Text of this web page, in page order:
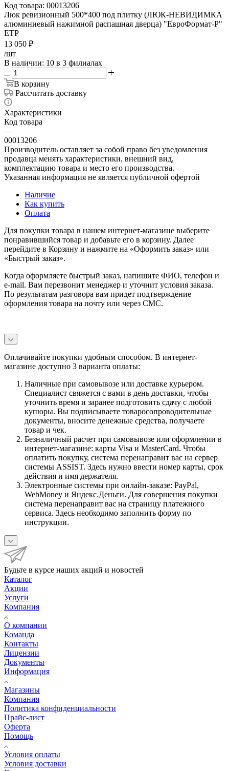
Код товара: 00013206
Люк ревизионный 500*400 под плитку (ЛЮК-НЕВИДИМКА
алюминиевый нажимной распашная дверца) "ЕвроФормат-Р"
ЕТР
13 050 ₽
/шт
В наличии: 10 в 3 филиалах
В корзину
Рассчитать доставку
Характеристики
Код товара
—
00013206
Производитель оставляет за собой право без уведомления
продавца менять характеристики, внешний вид,
комплектацию товара и место его производства.
Указанная информация не является публичной офертой
Наличие
Как купить
Оплата
Для покупки товара в нашем интернет-магазине выберите
понравившийся товар и добавьте его в корзину. Далее
перейдите в Корзину и нажмите на «Оформить заказ» или
«Быстрый заказ».
Когда оформляете быстрый заказ, напишите ФИО, телефон и
e-mail. Вам перезвонит менеджер и уточнит условия заказа.
По результатам разговора вам придет подтверждение
оформления товара на почту или через СМС.
Оплачивайте покупки удобным способом. В интернет-
магазине доступно 3 варианта оплаты:
Наличные при самовывозе или доставке курьером.
Специалист свяжется с вами в день доставки, чтобы
уточнить время и заранее подготовить сдачу с любой
купюры. Вы подписываете товаросопроводительные
документы, вносите денежные средства, получаете
товар и чек.
Безналичный расчет при самовывозе или оформлении в
интернет-магазине: карты Visa и MasterCard. Чтобы
оплатить покупку, система перенаправит вас на сервер
системы ASSIST. Здесь нужно ввести номер карты, срок
действия и имя держателя.
Электронные системы при онлайн-заказе: PayPal,
WebMoney и Яндекс.Деньги. Для совершения покупки
система перенаправит вас на страницу платежного
сервиса. Здесь необходимо заполнить форму по
инструкции.
Будьте в курсе наших акций и новостей
Каталог
Акции
Услуги
Компания
О компании
Команда
Контакты
Лицензии
Документы
Информация
Магазины
Компания
Политика конфиденциальности
Прайс-лист
Оферта
Помощь
Условия оплаты
Условия доставки